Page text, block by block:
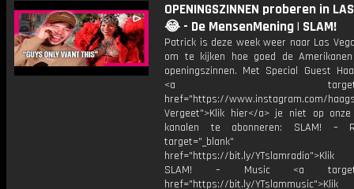
OPENINGSZINNEN proberen in
😂 - De MensenMening | SLAM!
Patrick is deze week weer naar Las
om te kijken hoe goed de
openingszinnen. Met Special Guest
<a
href="https://www.instagram.com/
Vergeet">Klik hier</a> je niet op onze
kanalen te abonneren: SLAM! –
target="_blank"
href="https://bit.ly/
SLAM! – Music <a
href="https://bit.ly/